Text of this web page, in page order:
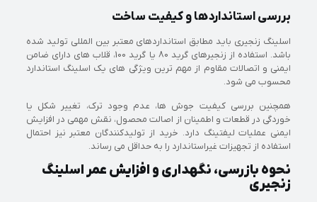
بررسی استانداردها و کیفیت ساخت
اسلینگ زنجیری باید مطابق استانداردهای معتبر بین المللی تولید شده
باشد. استفاده از زنجیرهای گرید 80 یا گرید 100، قلاب های دارای ضامن
ایمنی و اتصالات مقاوم از مهم ترین ویژگی های یک اسلینگ استاندارد
محسوب می شود.
همچنین بررسی کیفیت جوش ها، عدم وجود ترک، تغییر شکل یا
خوردگی در قطعات و اطمینان از اصالت محصول، نقش مهمی در افزایش
ایمنی عملیات لیفتینگ دارد. خرید از تولیدکنندگان معتبر نیز احتمال
استفاده از تجهیزات غیراستاندارد را به حداقل می رساند.
نحوه بازرسی، نگهداری و افزایش عمر اسلینگ
زنجیری